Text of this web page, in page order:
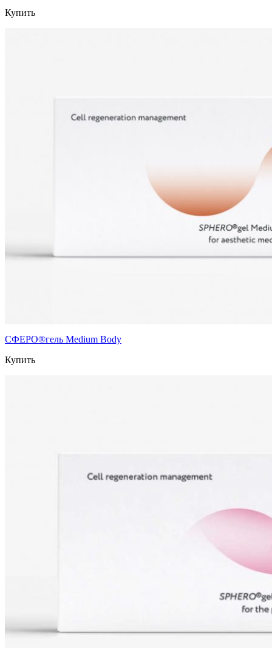
Купить
СФЕРО®гель Medium Body
Купить